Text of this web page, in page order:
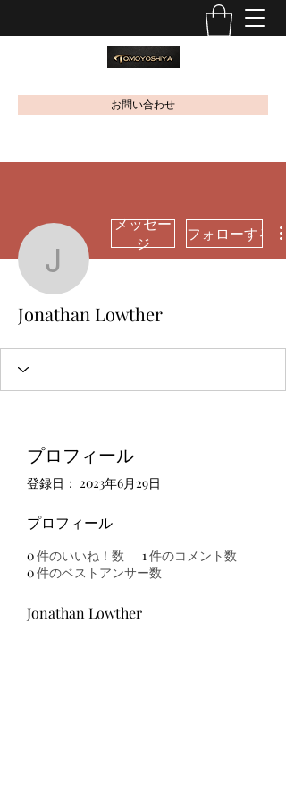
お問い合わせ
Jonathan
メッセー
ジ
フォローする
Jonathan Lowther
プロフィール
登録日： 2023年6月29日
プロフィール
0件のいいね！数 1 件のコメント数
0件のベストアンサー数
Jonathan Lowther